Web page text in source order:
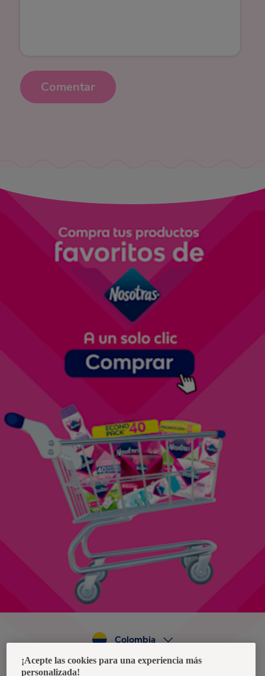
Comentar
Colombia
¡Acepte las cookies para una experiencia más
personalizada!